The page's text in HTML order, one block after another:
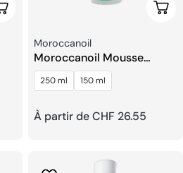
Choisissez Les Options
Fournisseur:
Moroccanoil
Moroccanoil Mousse
Contrôle Des Boucles
250 ml 150 ml
Prix
À partir de CHF 26.55